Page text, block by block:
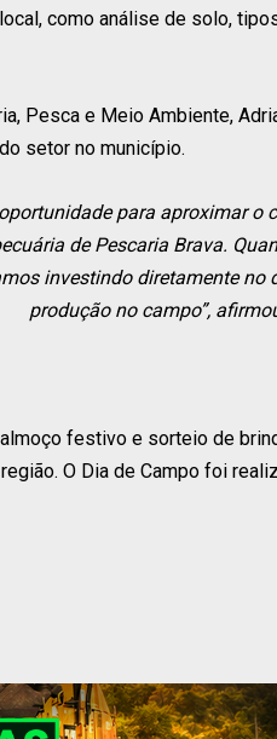
como análise de solo,
Pesca e Meio Ambiente,
setor no município.
para aproximar
de Pescaria Brava.
investindo diretamente
produção no campo”,
festivo e sorteio de
O Dia de Campo foi